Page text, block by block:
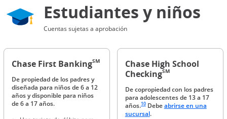
Estudiantes y niños
Cuentas sujetas a aprobación
Chase First BankingSM
De propiedad de los padres y
diseñada para niños de 6 a 12
años y disponible para niños
de 6 a 17 años.
Chase High School
CheckingSM
De copropiedad con los padres
para adolescentes de 13 a 17
años.
Enlace en la misma página a la
10Debeabrirse en una
sucursalAbre en una ventana
.